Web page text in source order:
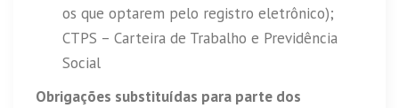
os que optarem pelo registro eletrônico);
CTPS – Carteira de Trabalho e Previdência
Social
Obrigações substituídas para parte dos